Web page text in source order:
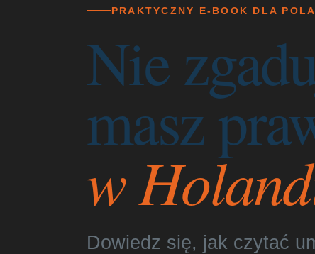
PRAKTYCZNY E-BOOK DLA
Nie
masz
w
Dowiedz się, jak czytać